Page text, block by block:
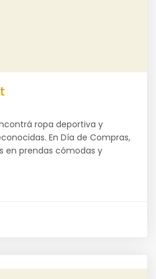
ropa deportiva y
En Día de Compras,
en prendas cómodas y